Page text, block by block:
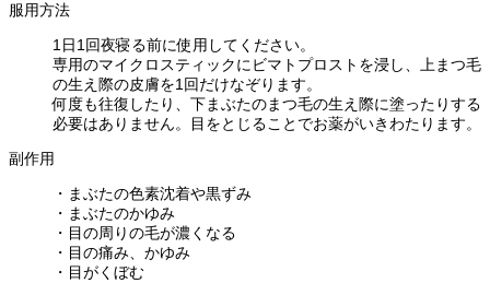
服用方法
1日1回夜寝る前に使用してください。
専用のマイクロスティックにビマトプロストを浸し、上まつ毛
の生え際の皮膚を1回だけなぞります。
何度も往復したり、下まぶたのまつ毛の生え際に塗ったりする
必要はありません。目をとじることでお薬がいきわたります。
副作用
・まぶたの色素沈着や黒ずみ
・まぶたのかゆみ
・目の周りの毛が濃くなる
・目の痛み、かゆみ
・目がくぼむ